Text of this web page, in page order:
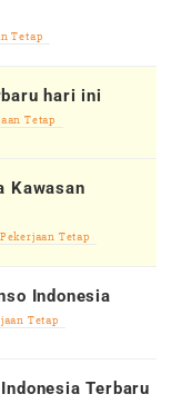
Tetap
hari ini
Tetap
Kawasan
Pekerjaan Tetap
Indonesia
Tetap
Terbaru